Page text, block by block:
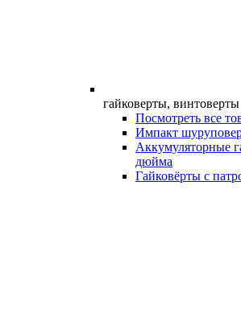
гайковерты, винтоверты
Посмотреть все
Импакт
Аккумуляторные
дюйма
Гайковёрты с